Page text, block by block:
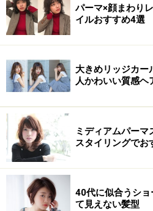
パーマ×顔まわり
イルおすすめ4選
大きめリッジカ
人かわいい質感ヘ
ミディアムパー
スタイリングでお
40代に似合うシ
て見えない髪型